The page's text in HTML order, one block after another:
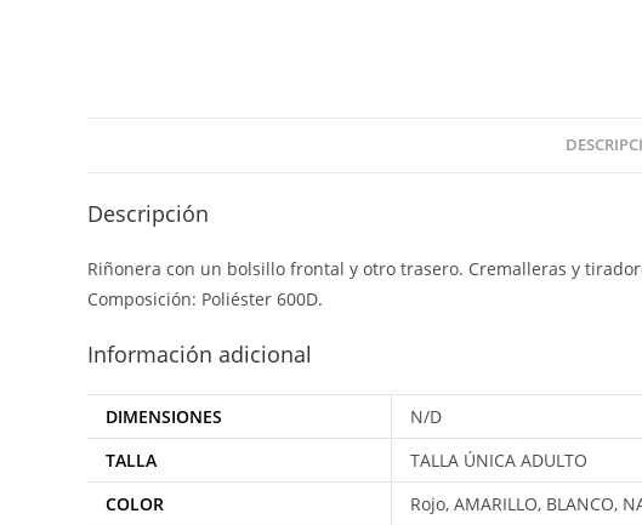
Descripción
Riñonera con un bolsillo frontal y otro trasero. Cremalleras y
Composición: Poliéster 600D.
Información adicional
DIMENSIONES
N/D
TALLA
TALLA ÚNICA ADULTO
COLOR
Rojo, AMARILLO, BLANCO,